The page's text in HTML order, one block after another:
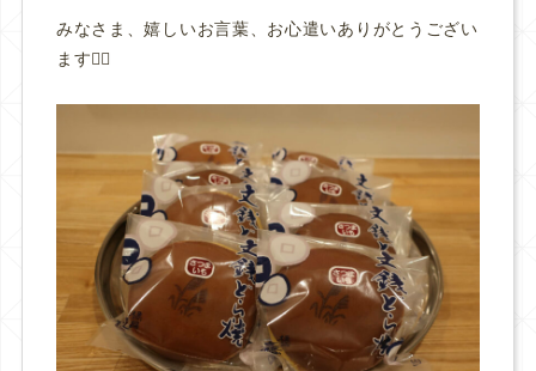
みなさま、嬉しいお言葉、お心遣いありがとうござい
ます🙇‍♀️